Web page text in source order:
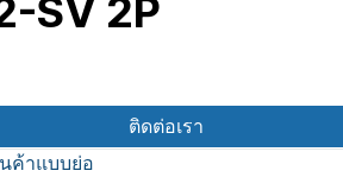
SV 2P
ติดต่อเรา
ค้าแบบย่อ